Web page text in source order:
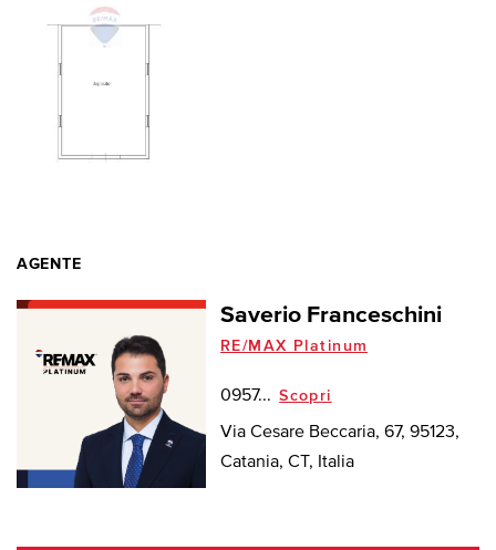
AGENTE
Saverio Franceschini
RE/MAX Platinum
0957... Scopri
Via Cesare Beccaria, 67, 95123,
Catania, CT, Italia